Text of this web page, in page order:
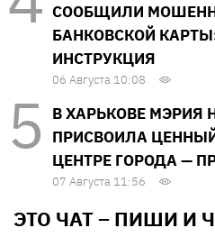
СООБЩИЛИ
БАНКОВСКОЙ
ИНСТРУКЦИЯ
06 Августа 10:08
В ХАРЬКОВЕ МЭРИЯ
ПРИСВОИЛА
ЦЕНТРЕ ГОРОДА —
07 Августа 11:56
ЭТО ЧАТ – ПИШИ И